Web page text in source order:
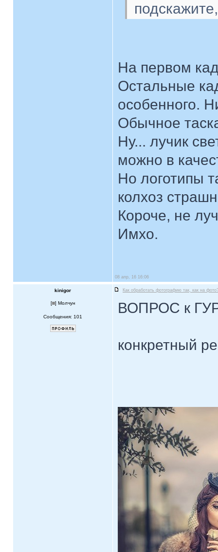
На первом
Остальные
особенного.
Обычное
Ну... лучик
можно в
Но логотипы
колхоз
Короче, не
Имхо.
08 апр, 16 16:06
kinigor Как обработать фотографию так, как на
[ ] Молчун
Сообщения: 101
ВОПРОС к
конкретный